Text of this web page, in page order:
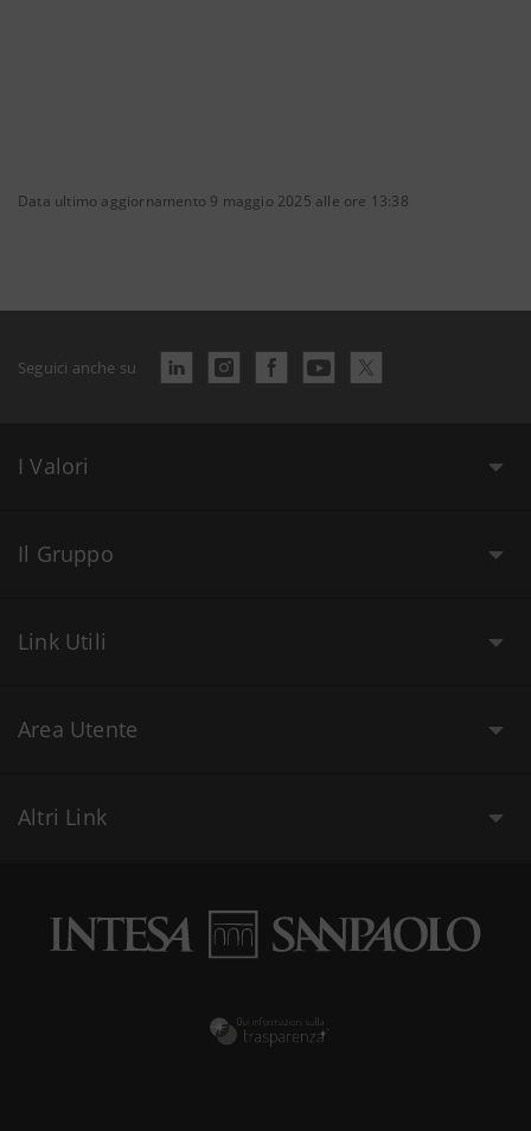
Data ultimo aggiornamento 9 maggio 2025 alle ore 13:38
Seguici anche su
I Valori
Il Gruppo
Link Utili
Area Utente
Altri Link